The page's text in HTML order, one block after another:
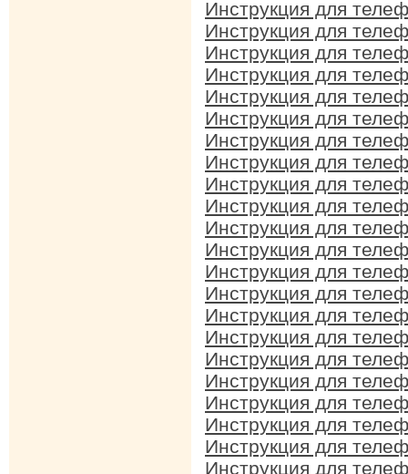
Инструкция для
Инструкция для
Инструкция для
Инструкция для
Инструкция для
Инструкция для
Инструкция для
Инструкция для
Инструкция для
Инструкция для
Инструкция для
Инструкция для
Инструкция для
Инструкция для
Инструкция для
Инструкция для
Инструкция для
Инструкция для
Инструкция для
Инструкция для
Инструкция для
Инструкция для